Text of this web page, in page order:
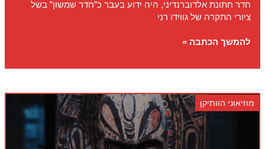
חדר חתונת אלדוברנדיני, היה ידוע בעבר כ”חדר שמשון” בשל
ציורי התקרה של גווידו רני
חדר
אלדוברנדיני
להמשך הכתבה »
מוזיאוני הוותיקן